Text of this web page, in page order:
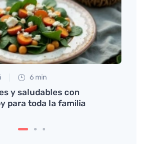
6 min
y saludables con
para toda la familia